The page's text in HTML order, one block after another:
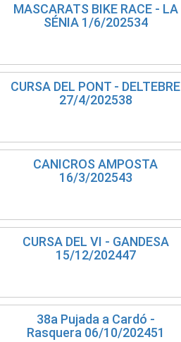
MASCARATS BIKE RACE - LA
SÉNIA 1/6/202534
CURSA DEL PONT - DELTEBRE
27/4/202538
CANICROS AMPOSTA
16/3/202543
CURSA DEL VI - GANDESA
15/12/202447
38a Pujada a Cardó -
Rasquera 06/10/202451